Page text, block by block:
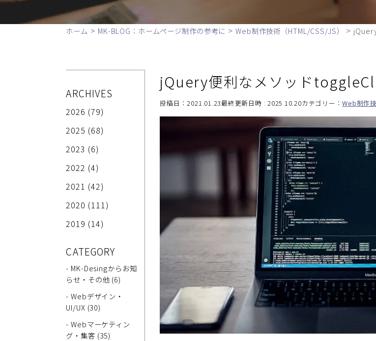
ホーム > MK-BLOG：ホームページ制作の参考に >Web制作技術（HTML/CSS/JS） >
jQuery便利なメソッド
投稿日：2021.01.23最終更新日時 : 2025.10.20カテゴリー：Web制作
ARCHIVES
2026 (79)
2025 (68)
2023 (6)
2022 (4)
2021 (42)
2020 (111)
2019 (14)
CATEGORY
- MK-Desingからお知
らせ・その他 (6)
- Webデザイン・
UI/UX (30)
- Webマーケティン
グ・集客 (35)